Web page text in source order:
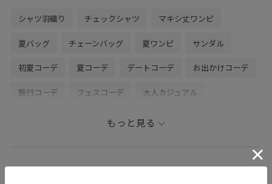
LINEでスタッフに相談は【友だち追加】をタップをお願
い致します。
シャツ羽織り チェックシャツ マキシ丈ワンピ
夏バッグ チェーンバッグ 夏ワンピ サンダル
初夏コーデ 夏コーデ デートコーデ お出かけコーデ
旅行コーデ フェスコーデ 大人カジュアル
ヘルシーコーデ
イエベ秋 乾燥 トップス シャツ/ブラウス
もっと見る